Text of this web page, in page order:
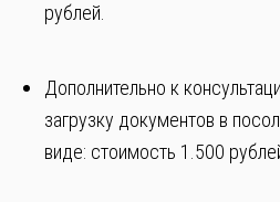
рублей.
Дополнительно к
загрузку документов в
виде: стоимость 1.500